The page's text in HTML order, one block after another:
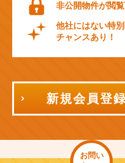
非公開物件が閲覧
他社にはない特
チャンスあり！
新規会員登
お問い